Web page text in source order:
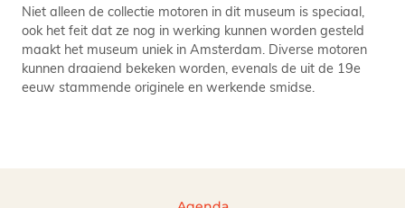
Niet alleen de collectie motoren in dit museum is speciaal,
ook het feit dat ze nog in werking kunnen worden gesteld
maakt het museum uniek in Amsterdam. Diverse motoren
kunnen draaiend bekeken worden, evenals de uit de 19e
eeuw stammende originele en werkende smidse.